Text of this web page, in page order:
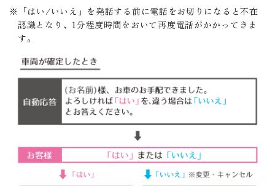
「はい/いいえ」を発話する前に電話をお切りになると不在
認識となり、1分程度時間をおいて再度電話がかかってきま
す。